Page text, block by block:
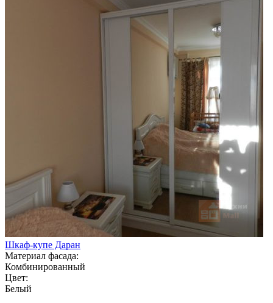
Шкаф-купе Даран
Материал фасада:
Комбинированный
Цвет:
Белый